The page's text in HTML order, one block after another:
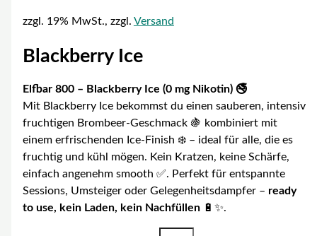
zzgl. 19% MwSt., zzgl. Versand
Blackberry Ice
Elfbar 800 – Blackberry Ice (0 mg Nikotin) 🚭
Mit Blackberry Ice bekommst du einen sauberen, intensiv
fruchtigen Brombeer-Geschmack 🍇 kombiniert mit
einem erfrischenden Ice-Finish ❄️ – ideal für alle, die es
fruchtig und kühl mögen. Kein Kratzen, keine Schärfe,
einfach angenehm smooth ✅. Perfekt für entspannte
Sessions, Umsteiger oder Gelegenheitsdampfer – ready
to use, kein Laden, kein Nachfüllen🔋✨.